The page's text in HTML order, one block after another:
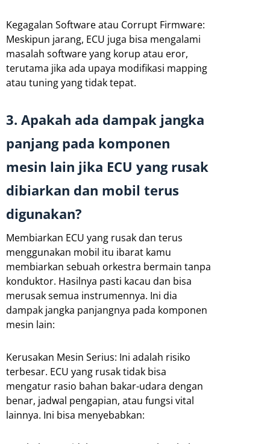
Kegagalan Software atau Corrupt Firmware:
Meskipun jarang, ECU juga bisa mengalami
masalah software yang korup atau eror,
terutama jika ada upaya modifikasi mapping
atau tuning yang tidak tepat.
3. Apakah ada dampak jangka
panjang pada komponen
mesin lain jika ECU yang rusak
dibiarkan dan mobil terus
digunakan?
Membiarkan ECU yang rusak dan terus
menggunakan mobil itu ibarat kamu
membiarkan sebuah orkestra bermain tanpa
konduktor. Hasilnya pasti kacau dan bisa
merusak semua instrumennya. Ini dia
dampak jangka panjangnya pada komponen
mesin lain:
Kerusakan Mesin Serius: Ini adalah risiko
terbesar. ECU yang rusak tidak bisa
mengatur rasio bahan bakar-udara dengan
benar, jadwal pengapian, atau fungsi vital
lainnya. Ini bisa menyebabkan: